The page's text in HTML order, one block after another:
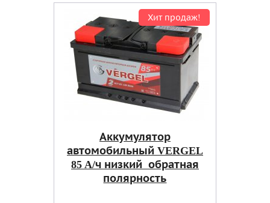
Хит продаж!
Аккумулятор
автомобильный VERGEL
85 A/ч низкий обратная
полярность